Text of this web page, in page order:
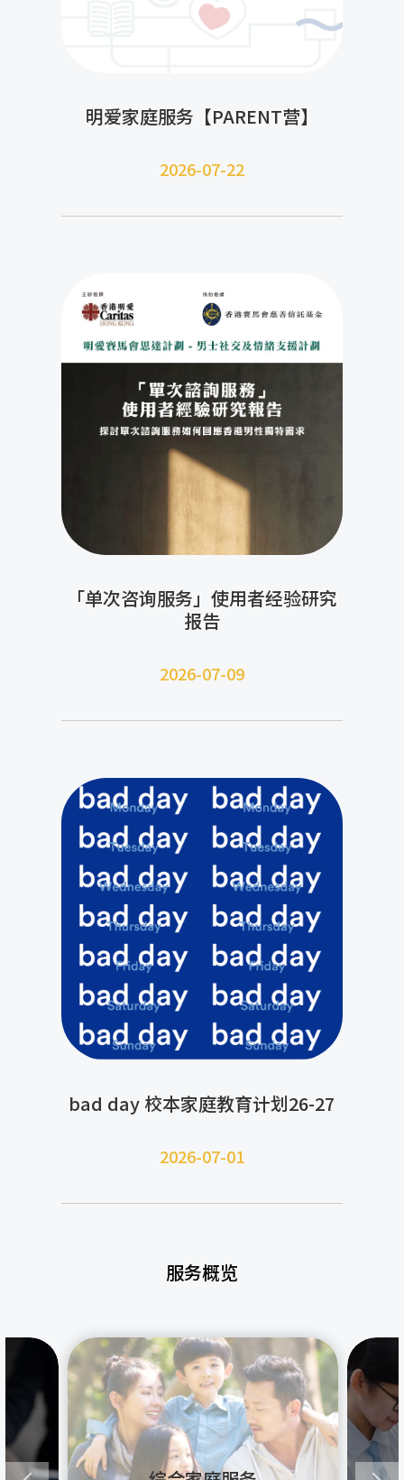
明爱家庭服务【PARENT营】
2026-07-22
「单次咨询服务」使用者经验研究
报告
2026-07-09
bad day 校本家庭教育计划26-27
2026-07-01
服务概览